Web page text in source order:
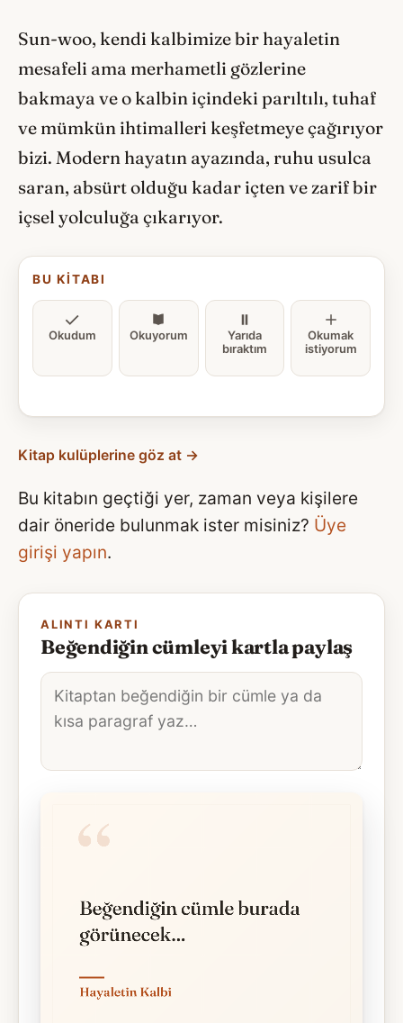
Sun-woo, kendi kalbimize bir hayaletin
mesafeli ama merhametli gözlerine
bakmaya ve o kalbin içindeki parıltılı, tuhaf
ve mümkün ihtimalleri keşfetmeye çağırıyor
bizi. Modern hayatın ayazında, ruhu usulca
saran, absürt olduğu kadar içten ve zarif bir
içsel yolculuğa çıkarıyor.
BU KITABI
Okudum Okuyorum
Yarıda
bıraktım
Okumak
istiyorum
Kitap kulüplerine göz at →
Bu kitabın geçtiği yer, zaman veya kişilere
dair öneride bulunmak ister misiniz? Üye
girişi yapın.
ALINTI KARTI
Beğendiğin cümleyi kartla paylaş
Alıntı
metni